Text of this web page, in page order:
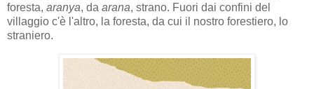
foresta, aranya, da arana, strano. Fuori dai confini del
villaggio c'è l'altro, la foresta, da cui il nostro forestiero, lo
straniero.